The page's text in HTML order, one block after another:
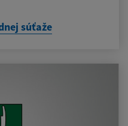
súťaže